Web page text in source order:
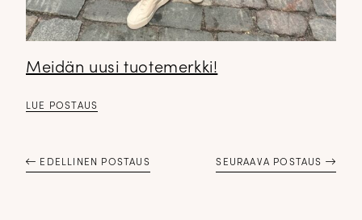
Meidän uusi tuotemerkki!
LUE POSTAUS
EDELLINEN POSTAUS SEURAAVA POSTAUS